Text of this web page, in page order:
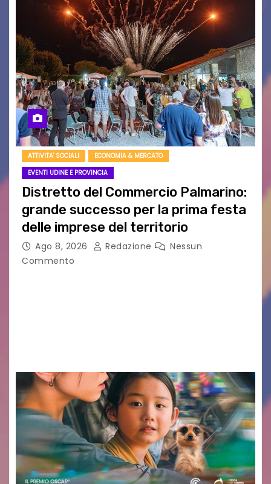
ATTIVITA' SOCIALI
ECONOMIA & MERCATO
EVENTI UDINE E PROVINCIA
Distretto del Commercio Palmarino:
grande successo per la prima festa
delle imprese del territorio
Ago 8, 2026 Redazione
Nessun
Commento